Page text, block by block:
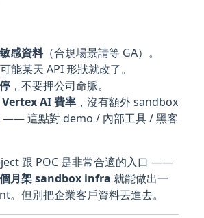
感資料（合規場景請等 GA）。
能某天 API 形狀就改了。
，不要押公司命脈。
Vertex AI 費率，沒有額外 sandbox
這點對 demo / 內部工具 / 黑客
跟 POC 是非常合適的入口 ——
月架 sandbox infra 就能做出一
。但別把企業客戶資料丟進去。